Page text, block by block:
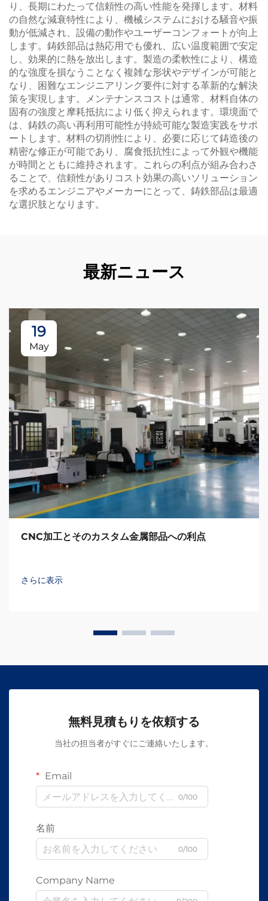
り、長期にわたって信頼性の高い性能を発揮します。材料
の自然な減衰特性により、機械システムにおける騒音や振
動が低減され、設備の動作やユーザーコンフォートが向上
します。鋳鉄部品は熱応用でも優れ、広い温度範囲で安定
し、効果的に熱を放出します。製造の柔軟性により、構造
的な強度を損なうことなく複雑な形状やデザインが可能と
なり、困難なエンジニアリング要件に対する革新的な解決
策を実現します。メンテナンスコストは通常、材料自体の
固有の強度と摩耗抵抗により低く抑えられます。環境面で
は、鋳鉄の高い再利用可能性が持続可能な製造実践をサポ
ートします。材料の切削性により、必要に応じて鋳造後の
精密な修正が可能であり、腐食抵抗性によって外観や機能
が時間とともに維持されます。これらの利点が組み合わさ
ることで、信頼性がありコスト効果の高いソリューション
を求めるエンジニアやメーカーにとって、鋳鉄部品は最適
な選択肢となります。
最新ニュース
19
May
CNC加工とそのカスタム金属部品への利点
さらに表示
無料見積もりを依頼する
当社の担当者がすぐにご連絡いたします。
Email
0/100
名前
0/100
Company Name